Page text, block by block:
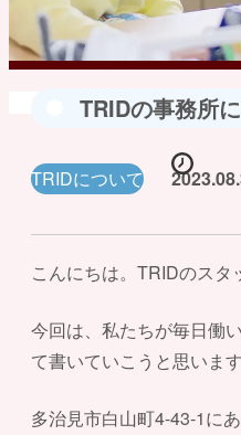
TRIDの事務所
TRIDについて
こんにちは。TRIDのスタ
今回は、私たちが毎日働
て書いていこうと思います
多治見市白山町4-43-1に